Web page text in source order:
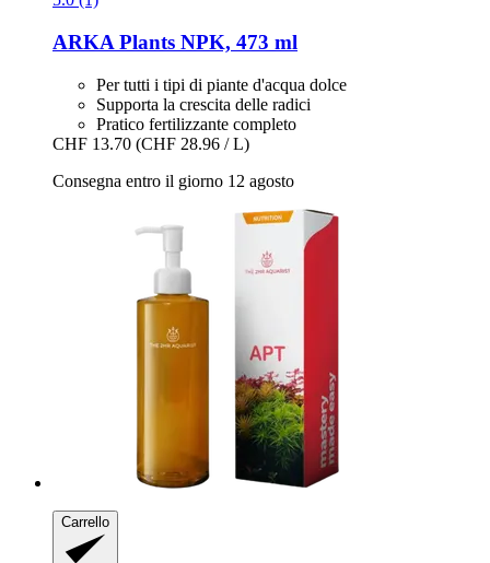
ARKA Plants NPK, 473 ml
Per tutti i tipi di piante d'acqua dolce
Supporta la crescita delle radici
Pratico fertilizzante completo
CHF 13.70 (CHF 28.96 / L)
Consegna entro il giorno 12 agosto
Carrello